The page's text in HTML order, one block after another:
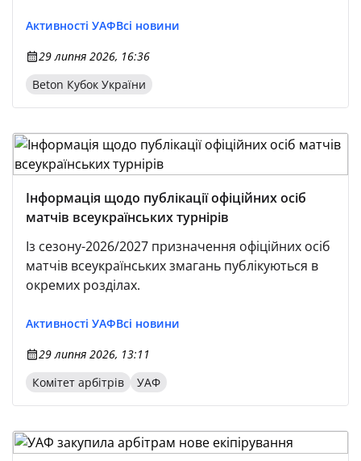
Активності УАФВсі новини
29 липня 2026, 16:36
Beton Кубок України
Інформація щодо публікації офіційних осіб
матчів всеукраїнських турнірів
Із сезону-2026/2027 призначення офіційних осіб
матчів всеукраїнських змагань публікуються в
окремих розділах.
Активності УАФВсі новини
29 липня 2026, 13:11
Комітет арбітрів
УАФ